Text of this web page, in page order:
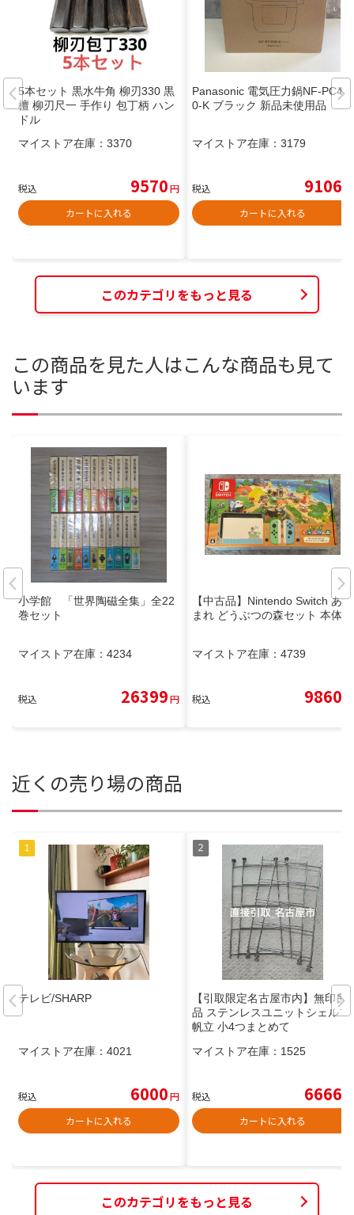
5本セット 黒水牛角 柳刃330 黒
檀 柳刃尺一 手作り 包丁柄 ハン
ドル
マイストア在庫： 3370
税込 9570円
カートに入れる
Panasonic 電気圧力鍋NF-PC40
0-K ブラック 新品未使用品
マイストア在庫： 3179
税込 9106
カートに入れる
このカテゴリをもっと見る
この商品を見た人はこんな商品も見て
います
小学館 「世界陶磁全集」全22
巻セット
マイストア在庫： 4234
税込 26399円
【中古品】Nintendo Switch あつ
まれ どうぶつの森セット 本体
マイストア在庫： 4739
税込 9860
近くの売り場の商品
テレビ/SHARP
マイストア在庫： 4021
税込 6000円
カートに入れる
【引取限定名古屋市内】無印良
品 ステンレスユニットシェルフ
帆立 小4つまとめて
マイストア在庫： 1525
税込 6666
カートに入れる
このカテゴリをもっと見る